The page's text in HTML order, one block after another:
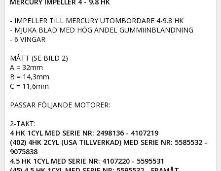
- IMPELLER TILL MERCURY UTOMBORDARE 4-9.8 HK
- MJUKA BLAD MED HÖG ANDEL GUMMIINBLANDNING
- 6 VINGAR
MÅTT (SE BILD 2)
A = 32mm
B = 14,3mm
C = 11,6mm
PASSAR FÖLJANDE MOTORER:
4 HK 1CYL MED SERIE NR: 2498136 - 4107219
(402) 4HK 2CYL (USA TILLVERKAD) MED SERIE NR: 5585532 -
9075838
4.5 HK 1CYL MED SERIE NR: 4107220 - 5595531